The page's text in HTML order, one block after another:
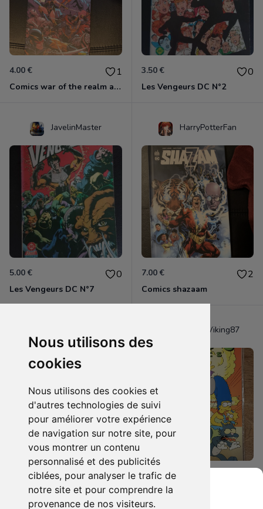
Nous utilisons des
cookies
Nous utilisons des cookies et
d'autres technologies de suivi
pour améliorer votre expérience
de navigation sur notre site, pour
vous montrer un contenu
personnalisé et des publicités
ciblées, pour analyser le trafic de
notre site et pour comprendre la
provenance de nos visiteurs.
4.00 € 1
Comics war of the realm avengers
3.50 € 0
Les Vengeurs DC N°2
JavelinMaster
5.00 € 0
Les Vengeurs DC N°7
HarryPotterFan
7.00 € 2
Comics shazaam
8.00 € 0
Simpson's comics #43
TheLostViking87
6.00 €
Simpson's comics #5